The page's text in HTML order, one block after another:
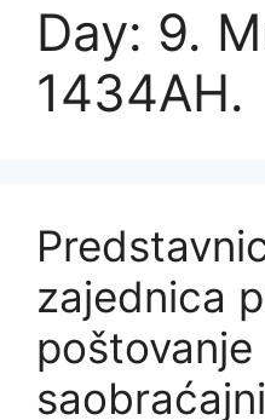
Day: 9.
1434AH.
zajednica
poštovanje